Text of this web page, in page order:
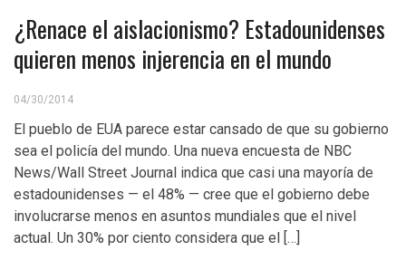
¿Renace el aislacionismo? Estadounidenses
quieren menos injerencia en el mundo
04/30/2014
El pueblo de EUA parece estar cansado de que su gobierno
sea el policía del mundo. Una nueva encuesta de NBC
News/Wall Street Journal indica que casi una mayoría de
estadounidenses — el 48% — cree que el gobierno debe
involucrarse menos en asuntos mundiales que el nivel
actual. Un 30% por ciento considera que el […]